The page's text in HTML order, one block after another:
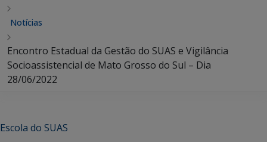
Notícias
Encontro Estadual da Gestão do SUAS e Vigilância
Socioassistencial de Mato Grosso do Sul – Dia
28/06/2022
Escola do SUAS